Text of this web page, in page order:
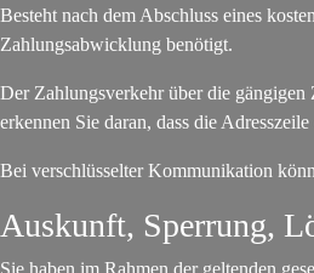
Besteht nach dem Abschluss eines
Zahlungsabwicklung benötigt.
Der Zahlungsverkehr über die
erkennen Sie daran, dass die
Bei verschlüsselter Kommunikation
Auskunft, Sperrung,
Sie haben im Rahmen der geltenden